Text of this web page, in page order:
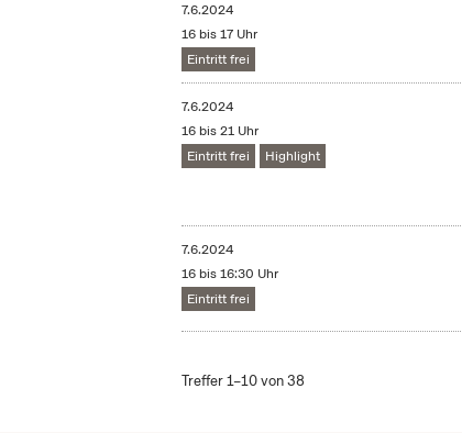
7.6.2024
16 bis 17 Uhr
Eintritt frei
7.6.2024
16 bis 21 Uhr
Eintritt frei
Highlight
7.6.2024
16 bis 16:30 Uhr
Eintritt frei
Treffer 1–10 von 38